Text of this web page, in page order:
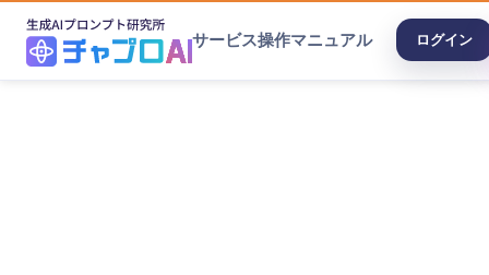
サービス操作マニュアル ログイン